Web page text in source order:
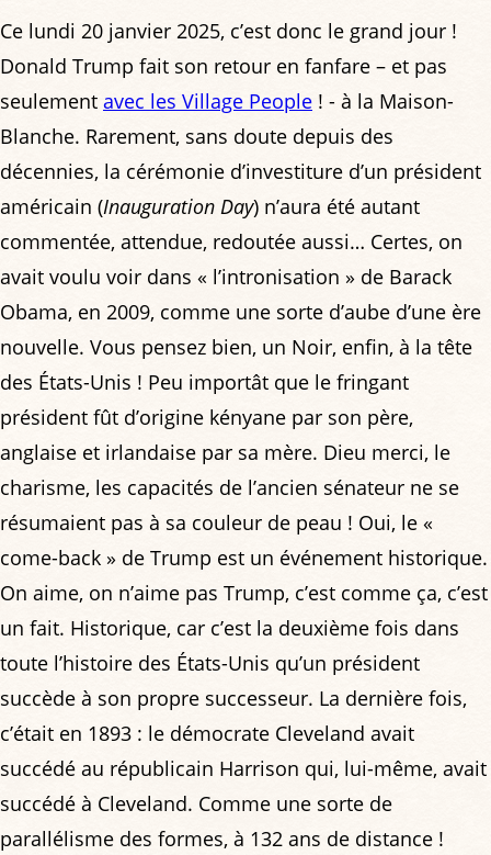
Ce lundi 20 janvier 2025, c’est donc le grand jour !
Donald Trump fait son retour en fanfare – et pas
seulement avec les Village People ! - à la Maison-
Blanche. Rarement, sans doute depuis des
décennies, la cérémonie d’investiture d’un président
américain (Inauguration Day) n’aura été autant
commentée, attendue, redoutée aussi… Certes, on
avait voulu voir dans « l’intronisation » de Barack
Obama, en 2009, comme une sorte d’aube d’une ère
nouvelle. Vous pensez bien, un Noir, enfin, à la tête
des États-Unis ! Peu importât que le fringant
président fût d’origine kényane par son père,
anglaise et irlandaise par sa mère. Dieu merci, le
charisme, les capacités de l’ancien sénateur ne se
résumaient pas à sa couleur de peau ! Oui, le «
come-back » de Trump est un événement historique.
On aime, on n’aime pas Trump, c’est comme ça, c’est
un fait. Historique, car c’est la deuxième fois dans
toute l’histoire des États-Unis qu’un président
succède à son propre successeur. La dernière fois,
c’était en 1893 : le démocrate Cleveland avait
succédé au républicain Harrison qui, lui-même, avait
succédé à Cleveland. Comme une sorte de
parallélisme des formes, à 132 ans de distance !